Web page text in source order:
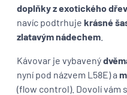
doplňky z exotického
navíc podtrhuje krásné
zlatavým nádechem
Kávovar je vybavený
nyní pod názvem L58E) a
(flow control). Dovolí vám